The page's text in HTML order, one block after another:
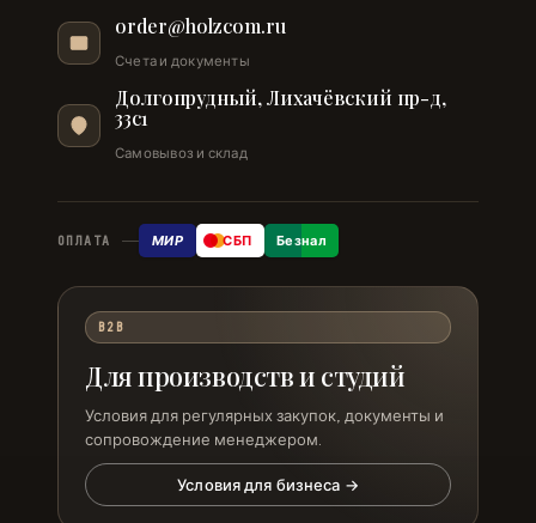
order@holzcom.ru
Счета и документы
Долгопрудный, Лихачёвский пр-д,
33с1
Самовывоз и склад
ОПЛАТА МИР СБП Безнал
B2B
Для производств и студий
Условия для регулярных закупок, документы и
сопровождение менеджером.
Условия для бизнеса →